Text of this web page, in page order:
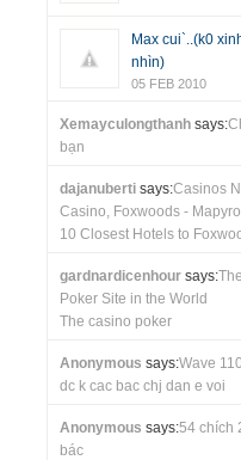
Max cui`..(k0
nhìn)
05 FEB 2010
Xemayculongthanhsays:
bạn
dajanubertisays:Casinos
Casino, Foxwoods - Mapyro
10 Closest Hotels to
gardnardicenhoursays:
Poker Site in the World
The casino poker
Anonymous says:Wave
dc k cac bac chj dan e voi
Anonymous says:54 chích
bác